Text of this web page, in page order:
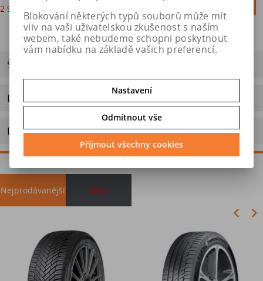
2 920 Kč
ŠTÍTEK EU
Dotaz na výrobek
Doporučit výrobek
Nejprodávanější akce
Blokování některých typů souborů může mít
vliv na vaši uživatelskou zkušenost s naším
webem, také nebudeme schopni poskytnout
vám nabídku na základě vašich preferencí.
Nastavení
Odmítnout vše
Přijmout všechny cookies